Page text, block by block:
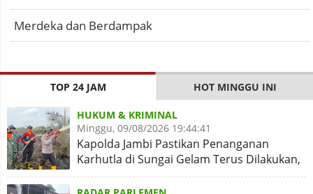
Merdeka dan Berdampak
TOP 24 JAM HOT MINGGU INI
HUKUM & KRIMINAL
Minggu, 09/08/2026 19:44:41
Kapolda Jambi Pastikan Penanganan
Karhutla di Sungai Gelam Terus Dilakukan,
Sinergi Diperkuat